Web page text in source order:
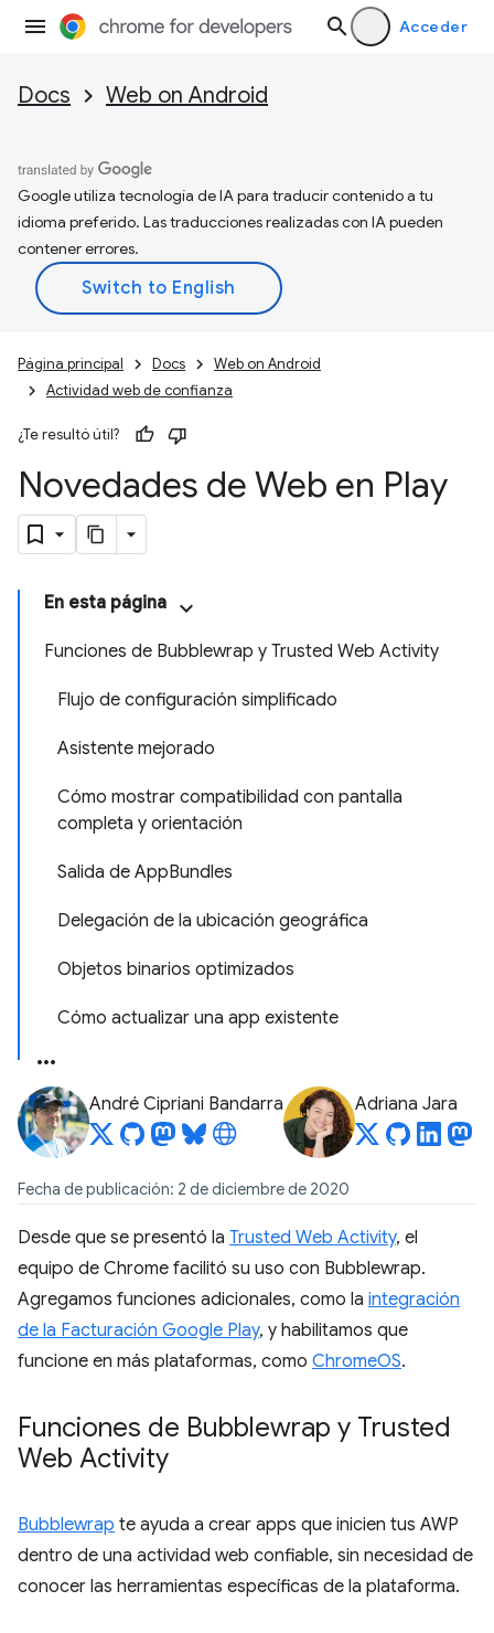
Acceder
Docs Web on Android
Google utiliza tecnología de IA para traducir contenido a tu
idioma preferido. Las traducciones realizadas con IA pueden
contener errores.
Página principal Docs
Web on Android
Actividad web de confianza
¿Te resultó útil?
Novedades de Web en Play
En esta página
Funciones de Bubblewrap y Trusted Web Activity
Flujo de configuración simplificado
Asistente mejorado
Cómo mostrar compatibilidad con pantalla
completa y orientación
Salida de AppBundles
Delegación de la ubicación geográfica
Objetos binarios optimizados
Cómo actualizar una app existente
André Cipriani Bandarra Adriana Jara
Fecha de publicación: 2 de diciembre de 2020
Desde que se presentó la Trusted Web Activity, el
equipo de Chrome facilitó su uso con Bubblewrap.
Agregamos funciones adicionales, como la integración
de la Facturación Google Play, y habilitamos que
funcione en más plataformas, como ChromeOS.
Funciones de Bubblewrap y Trusted
Web Activity
Bubblewrap te ayuda a crear apps que inicien tus AWP
dentro de una actividad web confiable, sin necesidad de
conocer las herramientas específicas de la plataforma.